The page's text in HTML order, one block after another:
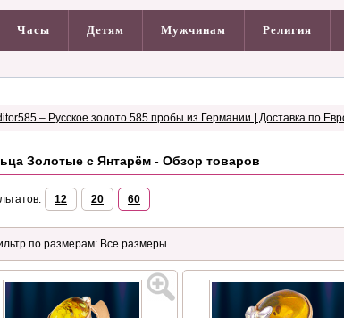
Часы Детям Мужчинам Религия
– Русское золото 585 пробы из Германии | Доставка по
Золотые с Янтарём - Обзор товаров
12 20 60